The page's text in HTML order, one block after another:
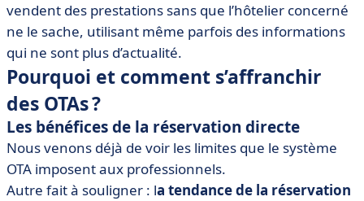
vendent des prestations sans que l’hôtelier concerné
ne le sache, utilisant même parfois des informations
qui ne sont plus d’actualité.
Pourquoi et comment s’affranchir
des OTAs ?
Les bénéfices de la réservation directe
Nous venons déjà de voir les limites que le système
OTA imposent aux professionnels.
Autre fait à souligner : la tendance de la réservation